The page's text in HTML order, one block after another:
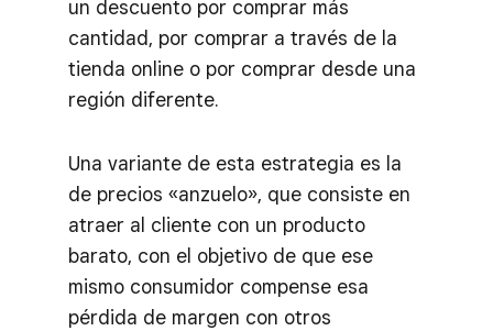
un descuento por comprar más
cantidad, por comprar a través de la
tienda online o por comprar desde una
región diferente.
Una variante de esta estrategia es la
de precios «anzuelo», que consiste en
atraer al cliente con un producto
barato, con el objetivo de que ese
mismo consumidor compense esa
pérdida de margen con otros